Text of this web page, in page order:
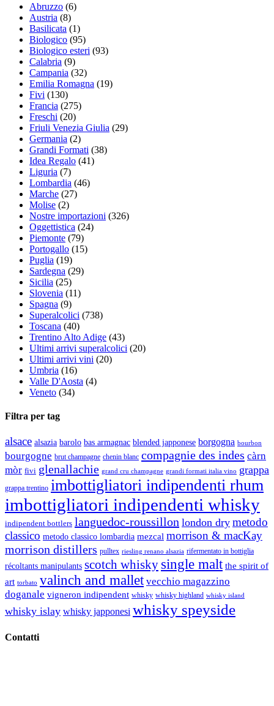
Abruzzo (6)
Austria (8)
Basilicata (1)
Biologico (95)
Biologico esteri (93)
Calabria (9)
Campania (32)
Emilia Romagna (19)
Fivi (130)
Francia (275)
Freschi (20)
Friuli Venezia Giulia (29)
Germania (2)
Grandi Formati (38)
Idea Regalo (41)
Liguria (7)
Lombardia (46)
Marche (27)
Molise (2)
Nostre importazioni (326)
Oggettistica (24)
Piemonte (79)
Portogallo (15)
Puglia (19)
Sardegna (29)
Sicilia (25)
Slovenia (11)
Spagna (9)
Superalcolici (738)
Toscana (40)
Trentino Alto Adige (43)
Ultimi arrivi superalcolici (20)
Ultimi arrivi vini (20)
Umbria (16)
Valle D'Aosta (4)
Veneto (34)
Filtra per tag
alsace alsazia barolo bas armagnac blended japponese borgogna bourbon
bourgogne brut champagne chenin blanc compagnie des indes càrn
mòr fivi glenallachie grand cru champagne grandi formati italia vino grappa
grappa trentino imbottigliatori indipendenti rhum
imbottigliatori indipendenti whisky
indipendent bottlers languedoc-roussillon london dry metodo
classico metodo classico lombardia mezcal morrison & macKay
morrison distillers pulltex riesling renano alsazia rifermentato in bottiglia
récoltants manipulants scotch whisky single malt the spirit of
art torbato valinch and mallet vecchio magazzino
doganale vigneron indipendent whisky whisky highland whisky island
whisky islay whisky japponesi whisky speyside
Contatti